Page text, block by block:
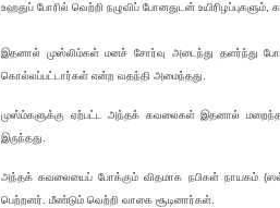
உஹதுப் போரில் வெற்றி நழுவிப் போனதுடன்
இதனால் முஸ்லிம்கள் மனச் சோர்வு அடைந்து தளர்ந்து
கொல்லப்பட்டார்கள் என்ற வதந்தி அமைந்தது.
முஸ்ம்களுக்கு ஏற்பட்ட அந்தக் கவலைகள் இதனால்
இருந்தது.
அந்தக் கவலையைப் போக்கும் விதமாக நபிகள் நாயகம்
பெற்றனர். மீண்டும் வெற்றி வாகை சூடினார்கள்.